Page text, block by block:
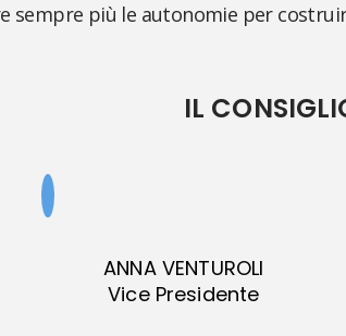
sempre più le autonomie per
IL
ANNA VENTUROLI
Vice Presidente